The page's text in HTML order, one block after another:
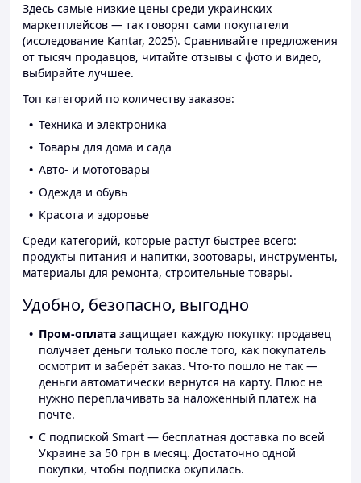
Здесь самые низкие цены среди украинских
маркетплейсов — так говорят сами покупатели
(исследование Kantar, 2025). Сравнивайте предложения
от тысяч продавцов, читайте отзывы с фото и видео,
выбирайте лучшее.
Топ категорий по количеству заказов:
Техника и электроника
Товары для дома и сада
Авто- и мототовары
Одежда и обувь
Красота и здоровье
Среди категорий, которые растут быстрее всего:
продукты питания и напитки, зоотовары, инструменты,
материалы для ремонта, строительные товары.
Удобно, безопасно, выгодно
Пром-оплата защищает каждую покупку: продавец
получает деньги только после того, как покупатель
осмотрит и заберёт заказ. Что-то пошло не так —
деньги автоматически вернутся на карту. Плюс не
нужно переплачивать за наложенный платёж на
почте.
С подпиской Smart — бесплатная доставка по всей
Украине за 50 грн в месяц. Достаточно одной
покупки, чтобы подписка окупилась.